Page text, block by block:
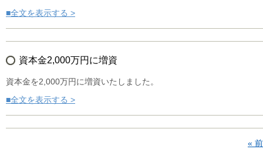
■全文を表示する >
資本金2,000万円に増資
資本金を2,000万円に増資いたしました。
■全文を表示する >
«